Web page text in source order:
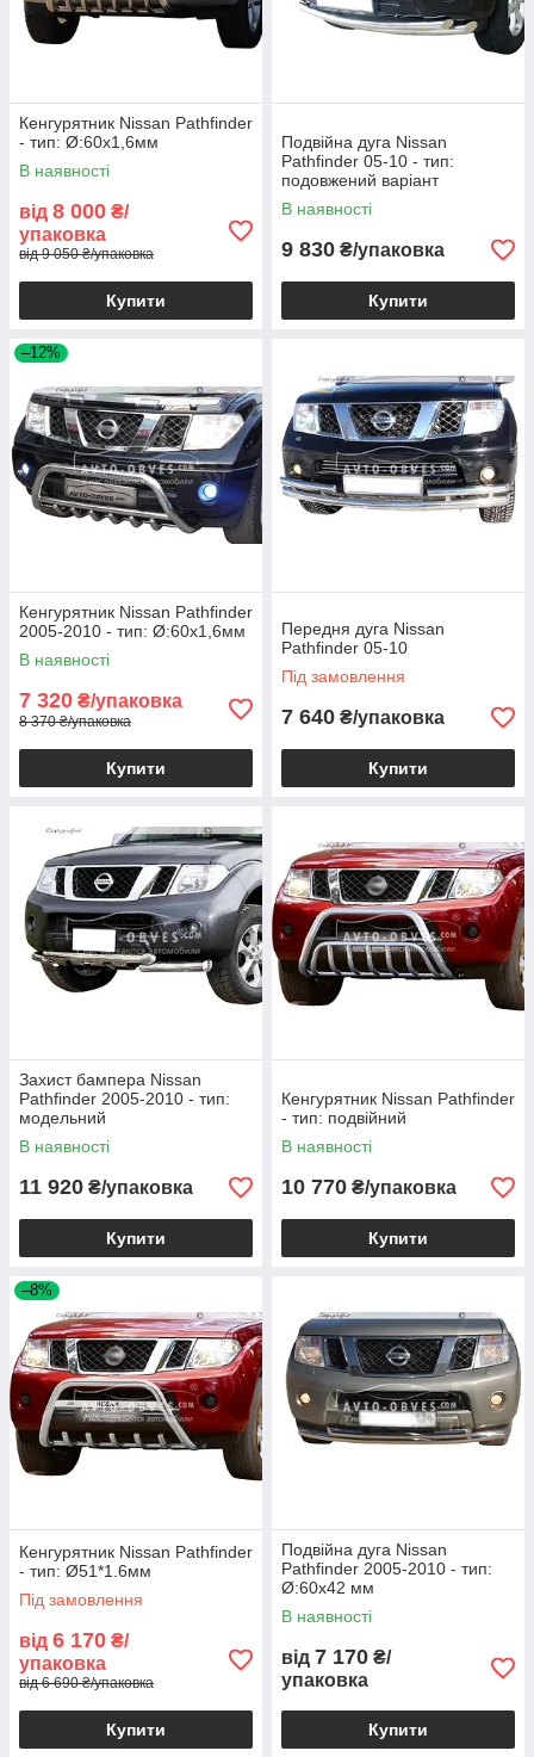
Кенгурятник Nissan Pathfinder
- тип: Ø:60х1,6мм
В наявності
від 8 000 ₴/
упаковка
від 9 050 ₴/упаковка
Купити
Подвійна дуга Nissan
Pathfinder 05-10 - тип:
подовжений варіант
В наявності
9 830 ₴/упаковка
Купити
–12%
Кенгурятник Nissan Pathfinder
2005-2010 - тип: Ø:60х1,6мм
В наявності
7 320 ₴/упаковка
8 370 ₴/упаковка
Купити
Передня дуга Nissan
Pathfinder 05-10
Під замовлення
7 640 ₴/упаковка
Купити
Захист бампера Nissan
Pathfinder 2005-2010 - тип:
модельний
В наявності
11 920 ₴/упаковка
Купити
Кенгурятник Nissan Pathfinder
- тип: подвійний
В наявності
10 770 ₴/упаковка
Купити
–8%
Кенгурятник Nissan Pathfinder
- тип: Ø51*1.6мм
Під замовлення
від 6 170 ₴/
упаковка
від 6 690 ₴/упаковка
Купити
Подвійна дуга Nissan
Pathfinder 2005-2010 - тип:
Ø:60х42 мм
В наявності
від 7 170 ₴/
упаковка
Купити